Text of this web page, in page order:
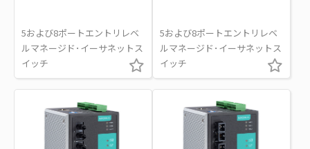
5および8ポートエントリレベ
ルマネージド･イーサネットス
イッチ
5および8ポートエントリレベ
ルマネージド･イーサネットス
イッチ